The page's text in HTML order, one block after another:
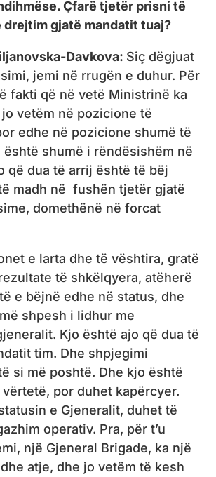
Çfarë tjetër prisni të
drejtim gjatë mandatit tuaj?
Davkova: Siç dëgjuat
jemi në rrugën e duhur. Për
fakti që në vetë Ministrinë ka
vetëm në pozicione të
edhe në pozicione shumë të
është shumë i rëndësishëm në
që dua të arrij është të bëj
madh në fushën tjetër gjatë
domethënë në forcat
e larta dhe të vështira, gratë
të shkëlqyera, atëherë
e bëjnë edhe në status, dhe
shpesh i lidhur me
Kjo është ajo që dua të
tim. Dhe shpjegimi
si më poshtë. Dhe kjo është
por duhet kapërcyer.
e Gjeneralit, duhet të
operativ. Pra, për t’u
një Gjeneral Brigade, ka një
atje, dhe jo vetëm të kesh